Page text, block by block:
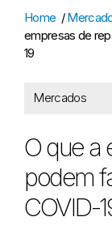
Home /
empresas de
19
Mercados
O que a
podem
COVID-